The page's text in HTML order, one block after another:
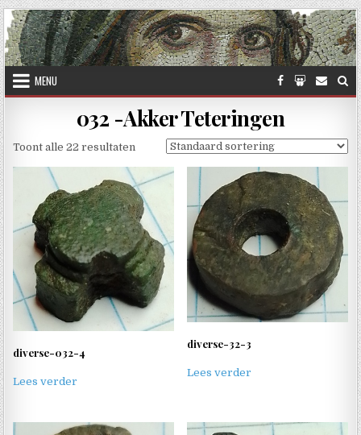
Skip to content
MENU
032 -Akker Teteringen
Toont alle 22 resultaten
diverse-032-4
Lees verder
diverse-32-3
Lees verder